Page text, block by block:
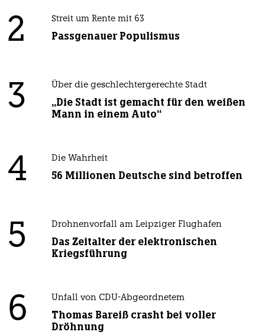
2 Streit um Rente mit 63
Passgenauer Populismus
3 Über die geschlechtergerechte Stadt
„Die Stadt ist gemacht für den weißen
Mann in einem Auto“
4 Die Wahrheit
56 Millionen Deutsche sind betroffen
5 Drohnenvorfall am Leipziger Flughafen
Das Zeitalter der elektronischen
Kriegsführung
6 Unfall von CDU-Abgeordnetem
Thomas Bareiß crasht bei voller
Dröhnung